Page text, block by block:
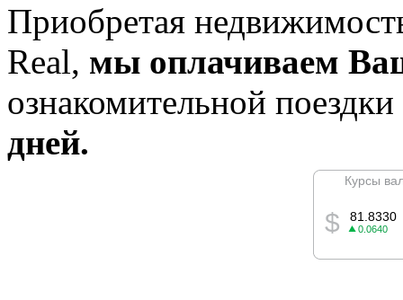
Приобретая
Real, мы оплачиваем
ознакомительной
дней.